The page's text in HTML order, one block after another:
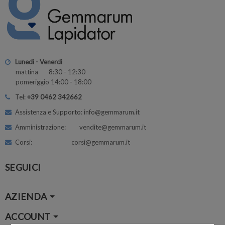
Lunedì - Venerdì
mattina 8:30 - 12:30
pomeriggio 14:00 - 18:00
Tel:+39 0462 342662
Assistenza e Supporto: info@gemmarum.it
Amministrazione: vendite@gemmarum.it
Corsi: corsi@gemmarum.it
SEGUICI
AZIENDA
ACCOUNT